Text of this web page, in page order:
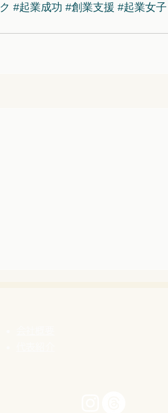
#起業成功 #創業支援 #起業女子